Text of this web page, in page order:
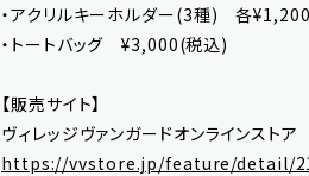
・アクリルキーホルダー(3種) 各
・トートバッグ ¥3,000(税込)
【販売サイト】
ヴィレッジヴァンガードオンラインストア
https://vvstore.jp/feature/detail/